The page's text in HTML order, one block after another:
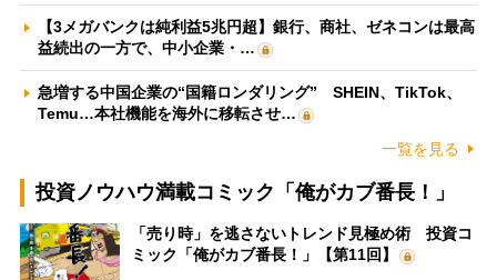
【3メガバンクは純利益5兆円超】銀行、商社、ゼネコンは最高
益続出の一方で、中小企業・…
急増する中国企業の“国籍ロンダリング” SHEIN、TikTok、
Temu…本社機能を海外に移転させ…
一覧を見る
投資ノウハウ満載コミック「俺がカブ番長！」
「売り時」を逃さないトレンド見極め術 投資コ
ミック「俺がカブ番長！」【第11回】